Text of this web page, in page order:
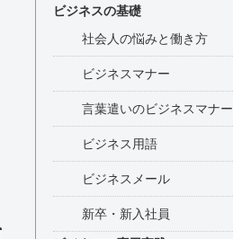
ビジネスの基礎
社会人の悩みと働き方
ビジネスマナー
言葉遣いのビジネスマナー
ビジネス用語
ビジネスメール
新卒・新入社員